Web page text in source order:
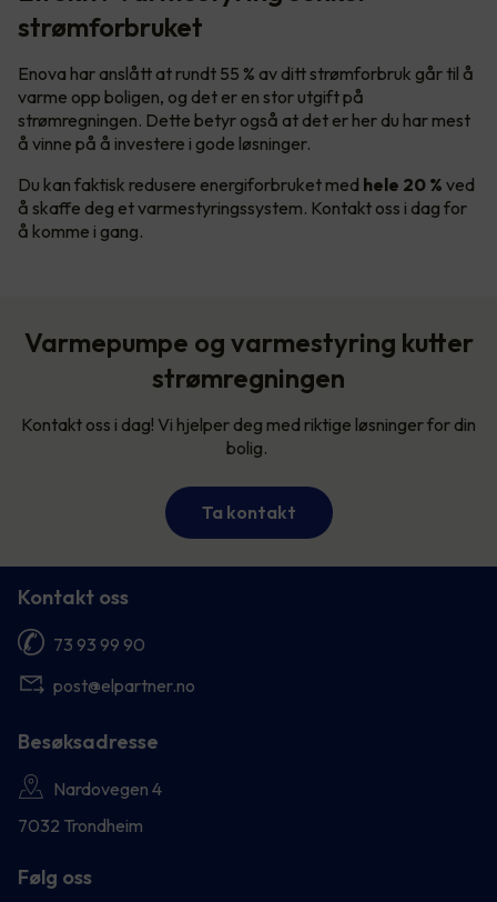
strømforbruket
Enova har anslått at rundt 55 % av ditt strømforbruk går til å
varme opp boligen, og det er en stor utgift på
strømregningen. Dette betyr også at det er her du har mest
å vinne på å investere i gode løsninger.
Du kan faktisk redusere energiforbruket med hele 20 % ved
å skaffe deg et varmestyringssystem. Kontakt oss i dag for
å komme i gang.
Varmepumpe og varmestyring kutter
strømregningen
Kontakt oss i dag! Vi hjelper deg med riktige løsninger for din
bolig.
Ta kontakt
Kontakt oss
73 93 99 90
post@elpartner.no
Besøksadresse
Nardovegen 4
7032 Trondheim
Følg oss